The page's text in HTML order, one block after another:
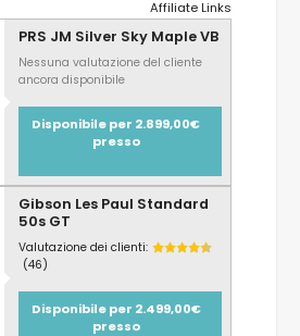
Affiliate Links
PRS JM Silver Sky Maple VB
Nessuna valutazione del cliente
ancora disponibile
Disponibile per 2.899,00€
presso
Gibson Les Paul Standard
50s GT
Valutazione dei clienti:
(46)
Disponibile per 2.499,00€
presso